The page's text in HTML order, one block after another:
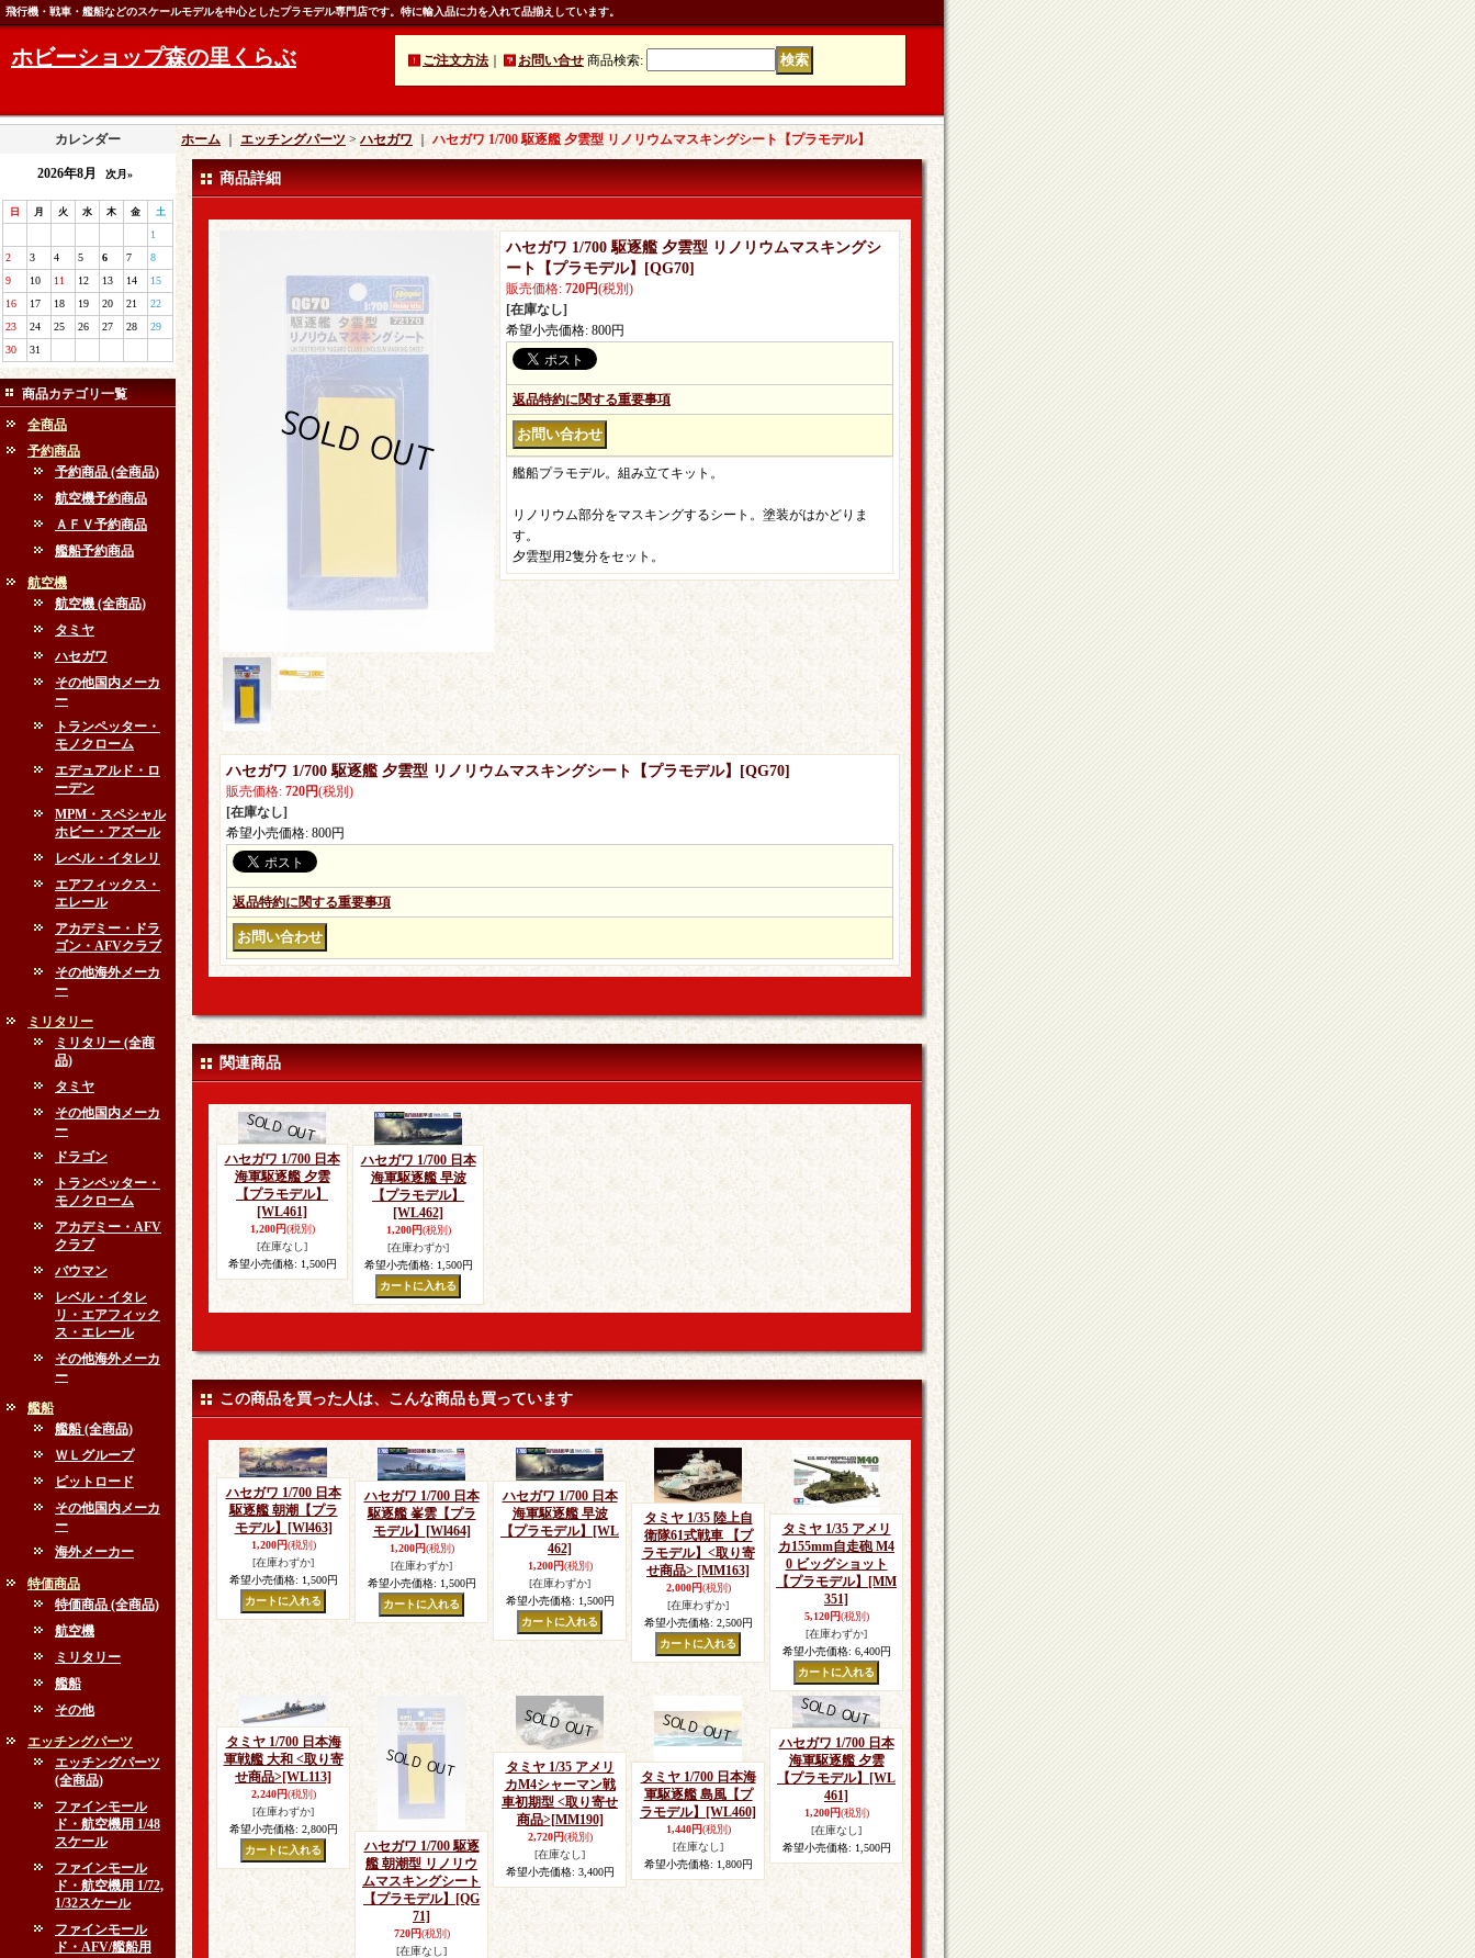
飛行機・戦車・艦船などのスケールモデルを中心としたプラモデル専門店です。特に輸入品に力を入れて品揃えしています。
ホビーショップ森の里くらぶ ご注文方法 お問い合せ 商品検索:
カレンダー
2026年8月 次月»
日 月 火 水 木 金 土
1
2
3 4 5 6 7
8
9
10 11 12 13 14
15
16
17 18 19 20 21
22
23
24 25 26 27 28
29
30
31
商品カテゴリ一覧
全商品
予約商品
予約商品 (全商品)
航空機予約商品
ＡＦＶ予約商品
艦船予約商品
航空機
航空機 (全商品)
タミヤ
ハセガワ
その他国内メーカ
ー
トランペッター・
モノクローム
エデュアルド・ロ
ーデン
MPM・スペシャル
ホビー・アズール
レベル・イタレリ
エアフィックス・
エレール
アカデミー・ドラ
ゴン・AFVクラブ
その他海外メーカ
ー
ミリタリー
ミリタリー (全商
品)
タミヤ
その他国内メーカ
ー
ドラゴン
トランペッター・
モノクローム
アカデミー・AFV
クラブ
バウマン
レベル・イタレ
リ・エアフィック
ス・エレール
その他海外メーカ
ー
艦船
艦船 (全商品)
ＷＬグループ
ピットロード
その他国内メーカ
ー
海外メーカー
特価商品
特価商品 (全商品)
航空機
ミリタリー
艦船
その他
エッチングパーツ
エッチングパーツ
(全商品)
ファインモール
ド・航空機用 1/48
スケール
ファインモール
ド・航空機用 1/72,
1/32スケール
ファインモール
ド・AFV/艦船用
ホーム エッチングパーツ >ハセガワ ｜ハセガワ 1/700 駆逐艦 夕雲型 リノリウムマスキングシート【プラモデル】
商品詳細
ハセガワ 1/700 駆逐艦 夕雲型 リノリウムマスキングシ
ート【プラモデル】
[QG70]
販売価格: 720円(税別)
[在庫なし]
希望小売価格: 800円
返品特約に関する重要事項
艦船プラモデル。組み立てキット。
リノリウム部分をマスキングするシート。塗装がはかどりま
す。
夕雲型用2隻分をセット。
ハセガワ 1/700 駆逐艦 夕雲型 リノリウムマスキングシート【プラモデル】 [QG70]
販売価格: 720円(税別)
[在庫なし]
希望小売価格: 800円
返品特約に関する重要事項
関連商品
ハセガワ 1/700 日本
海軍駆逐艦 夕雲
【プラモデル】
[WL461]
1,200円(税別)
[在庫なし]
希望小売価格: 1,500円
ハセガワ 1/700 日本
海軍駆逐艦 早波
【プラモデル】
[WL462]
1,200円(税別)
[在庫わずか]
希望小売価格: 1,500円
この商品を買った人は、こんな商品も買っています
ハセガワ 1/700 日本
駆逐艦 朝潮【プラ
モデル】
[Wl463]
1,200円(税別)
[在庫わずか]
希望小売価格: 1,500円
ハセガワ 1/700 日本
駆逐艦 峯雲【プラ
モデル】
[Wl464]
1,200円(税別)
[在庫わずか]
希望小売価格: 1,500円
ハセガワ 1/700 日本
海軍駆逐艦 早波
【プラモデル】
[WL
462]
1,200円(税別)
[在庫わずか]
希望小売価格: 1,500円
タミヤ 1/35 陸上自
衛隊61式戦車 【プ
ラモデル】<取り寄
せ商品> [MM163]
2,000円(税別)
[在庫わずか]
希望小売価格: 2,500円
タミヤ 1/35 アメリ
カ155mm自走砲 M4
0 ビッグショット
【プラモデル】
[MM
351]
5,120円(税別)
[在庫わずか]
希望小売価格: 6,400円
タミヤ 1/700 日本海
軍戦艦 大和 <取り寄
せ商品>[WL113]
2,240円(税別)
[在庫わずか]
希望小売価格: 2,800円
ハセガワ 1/700 駆逐
艦 朝潮型 リノリウ
ムマスキングシート
【プラモデル】
[QG
71]
720円(税別)
[在庫なし]
タミヤ 1/35 アメリ
カM4シャーマン戦
車初期型 <取り寄せ
商品>[MM190]
2,720円(税別)
[在庫なし]
希望小売価格: 3,400円
タミヤ 1/700 日本海
軍駆逐艦 島風【プ
ラモデル】
[WL460]
1,440円(税別)
[在庫なし]
希望小売価格: 1,800円
ハセガワ 1/700 日本
海軍駆逐艦 夕雲
【プラモデル】
[WL
461]
1,200円(税別)
[在庫なし]
希望小売価格: 1,500円